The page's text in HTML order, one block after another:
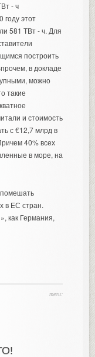
- ч
году этот
581 ТВт - ч. Для
построить
в докладе
можно
такие
и стоимость
с €12,7 млрд в
40% всех
в море, на
в ЕС стран.
как Германия,
теги: